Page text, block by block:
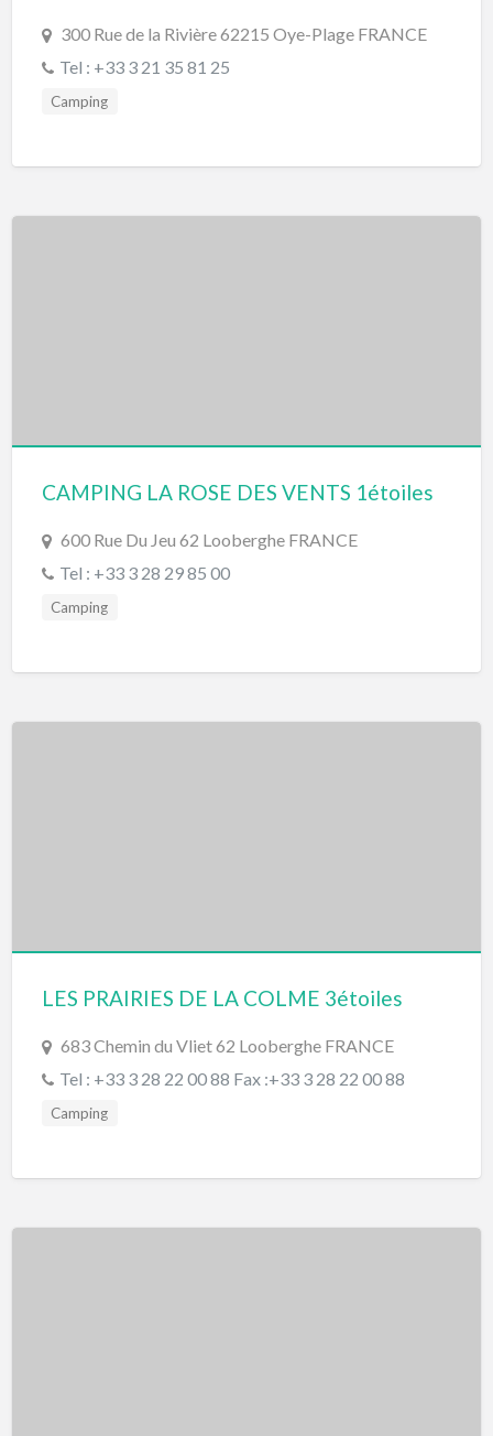
300 Rue de la Rivière 62215 Oye-Plage FRANCE
Tel : +33 3 21 35 81 25
Camping
CAMPING LA ROSE DES VENTS 1étoiles
600 Rue Du Jeu 62 Looberghe FRANCE
Tel : +33 3 28 29 85 00
Camping
LES PRAIRIES DE LA COLME 3étoiles
683 Chemin du Vliet 62 Looberghe FRANCE
Tel : +33 3 28 22 00 88 Fax :+33 3 28 22 00 88
Camping